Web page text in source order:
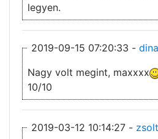
legyen.
2019-09-15 07:20:33 -
Nagy volt megint, maxxxx
10/10
2019-03-12 10:14:27 -